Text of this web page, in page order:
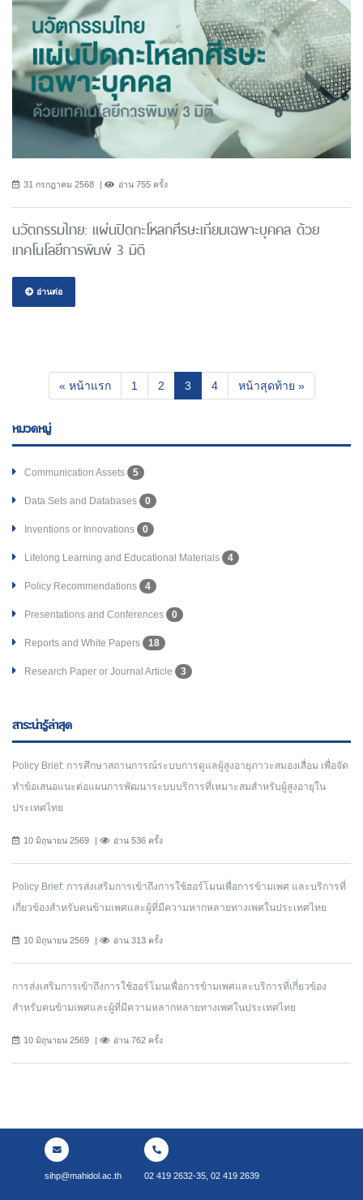
31 กรกฎาคม 2568 อ่าน 755 ครั้ง
นวัตกรรมไทย: แผ่นปิดกะโหลกศีรษะเทียมเฉพาะบุคคล ด้วย
เทคโนโลยีการพิมพ์ 3 มิติ
อ่านต่อ
« หน้าแรก 1 2 3(current)
4 หน้าสุดท้าย »
หมวดหมู่
Communication Assets 5
Data Sets and Databases 0
Inventions or Innovations 0
Lifelong Learning and Educational Materials 4
Policy Recommendations 4
Presentations and Conferences 0
Reports and White Papers 18
Research Paper or Journal Article 3
สาระน่ารู้ล่าสุด
Policy Brief: การศึกษาสถานการณ์ระบบการดูแลผู้สูงอายุภาวะสมองเสื่อม เพื่อจัด
ทำข้อเสนอแนะต่อแผนการพัฒนาระบบบริการที่เหมาะสมสำหรับผู้สูงอายุใน
ประเทศไทย
10 มิถุนายน 2569 อ่าน 536 ครั้ง
Policy Brief: การส่งเสริมการเข้าถึงการใช้ฮอร์โมนเพื่อการข้ามเพศ และบริการที่
เกี่ยวข้องสำหรับคนข้ามเพศและผู้ที่มีความหากหลายทางเพศในประเทศไทย
10 มิถุนายน 2569 อ่าน 313 ครั้ง
การส่งเสริมการเข้าถึงการใช้ฮอร์โมนเพื่อการข้ามเพศและบริการที่เกี่ยวข้อง
สำหรับคนข้ามเพศและผู้ที่มีความหลากหลายทางเพศในประเทศไทย
10 มิถุนายน 2569 อ่าน 762 ครั้ง
sihp@mahidol.ac.th 02 419 2632-35, 02 419 2639